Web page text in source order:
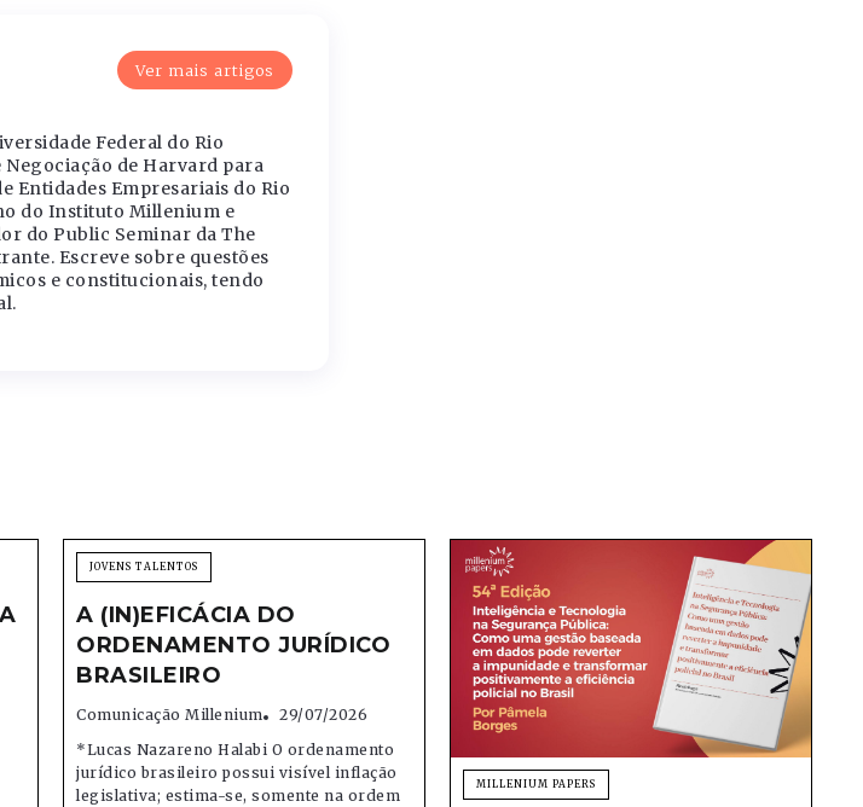
Ver mais artigos
Federal do Rio
Negociação de Harvard para
Entidades Empresariais do Rio
do Instituto Millenium e
do Public Seminar da The
Escreve sobre questões
e constitucionais, tendo
JOVENS TALENTOS
A (IN)EFICÁCIA DO
ORDENAMENTO JURÍDICO
BRASILEIRO
Comunicação Millenium
29/07/2026
*Lucas Nazareno Halabi O ordenamento
jurídico brasileiro possui visível inflação
legislativa; estima-se, somente na ordem
MILLENIUM PAPERS